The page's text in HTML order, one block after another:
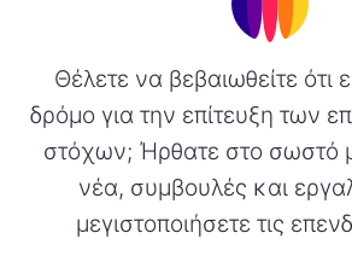
Θέλετε να βεβαιωθείτε ότι
δρόμο για την επίτευξη των
στόχων; Ήρθατε στο σωστό
νέα, συμβουλές και
μεγιστοποιήσετε τις